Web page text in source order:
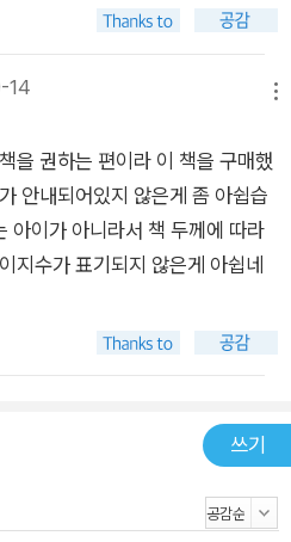
독자들은 책을 읽으면서 궁금증
에서 얻을 수 있을 것이다.
14
을 권하는 편이라 이 책을 구매했
안내되어있지 않은게 좀 아쉽습
아이가 아니라서 책 두께에 따라
지수가 표기되지 않은게 아쉽네
쓰기